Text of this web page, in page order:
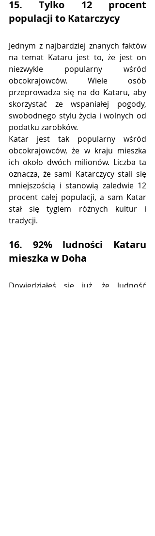
15. Tylko 12 procent
populacji to Katarczycy
Jednym z najbardziej znanych faktów
na temat Kataru jest to, że jest on
niezwykle popularny wśród
obcokrajowców. Wiele osób
przeprowadza się na do Kataru, aby
skorzystać ze wspaniałej pogody,
swobodnego stylu życia i wolnych od
podatku zarobków.
Katar jest tak popularny wśród
obcokrajowców, że w kraju mieszka
ich około dwóch milionów. Liczba ta
oznacza, że ​​sami Katarczycy stali się
mniejszością i stanowią zaledwie 12
procent całej populacji, a sam Katar
stał się tyglem różnych kultur i
tradycji.
16. 92% ludności Kataru
mieszka w Doha
Dowiedziałeś się już, że ludność